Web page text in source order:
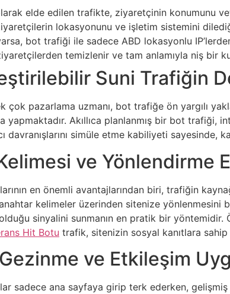
elde edilen trafikte, ziyaretçinin konumunu
lokasyonunu ve işletim sistemini
bot trafiği ile sadece ABD lokasyonlu
temizlenir ve tam anlamıyla niş bir
Suni Trafiğin
çok pazarlama uzmanı, bot trafiğe ön yargılı
yapmaktadır. Akıllıca planlanmış bir bot
davranışlarını simüle etme kabiliyeti sayesinde,
ve Yönlendirme
en önemli avantajlarından biri, trafiğin
kelimeler üzerinden sitenize yönlenmesini
sinyalini sunmanın en pratik bir
Hit Botu trafik, sitenizin sosyal kanıtlara sahip
ve Etkileşim
sadece ana sayfaya girip terk ederken, gelişmiş